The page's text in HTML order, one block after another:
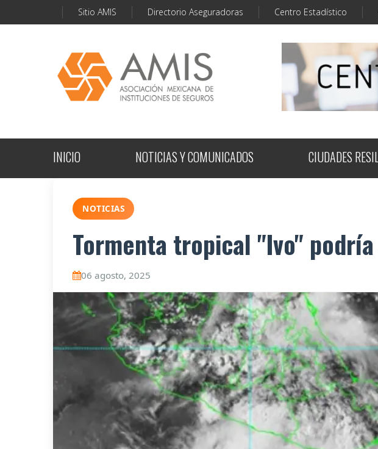
Sitio AMIS Directorio Aseguradoras Centro Estadístico
INICIO NOTICIAS Y COMUNICADOS CIUDADES
NOTICIAS
Tormenta tropical "Ivo"
06 agosto, 2025